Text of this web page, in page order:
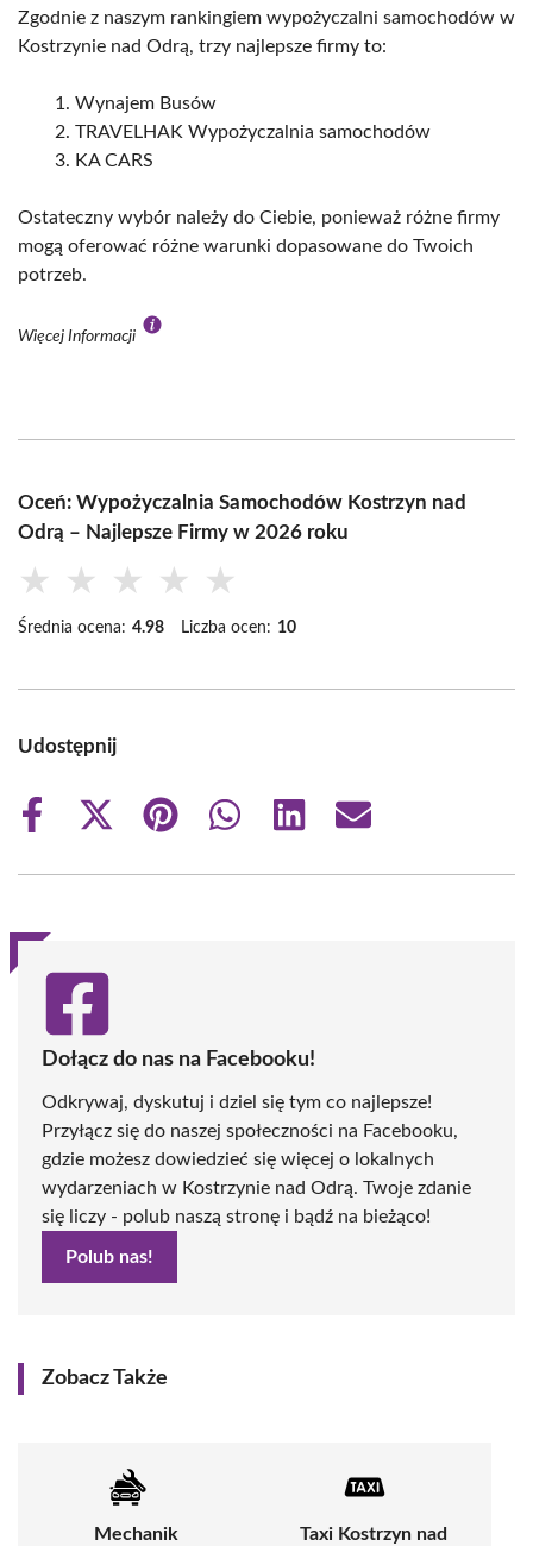
Zgodnie z naszym rankingiem wypożyczalni samochodów w
Kostrzynie nad Odrą, trzy najlepsze firmy to:
Wynajem Busów
TRAVELHAK Wypożyczalnia samochodów
KA CARS
Ostateczny wybór należy do Ciebie, ponieważ różne firmy
mogą oferować różne warunki dopasowane do Twoich
potrzeb.
Więcej Informacji
Oceń: Wypożyczalnia Samochodów Kostrzyn nad
Odrą – Najlepsze Firmy w 2026 roku
★ ★ ★ ★ ★
Średnia ocena: 4.98 Liczba ocen: 10
Udostępnij
Share
Share
(Twitter)
Share
Share
Share
Share
Dołącz do nas na Facebooku!
Odkrywaj, dyskutuj i dziel się tym co najlepsze!
Przyłącz się do naszej społeczności na Facebooku,
gdzie możesz dowiedzieć się więcej o lokalnych
wydarzeniach w Kostrzynie nad Odrą. Twoje zdanie
się liczy - polub naszą stronę i bądź na bieżąco!
Polub nas!
Zobacz Także
Mechanik
Taxi Kostrzyn nad